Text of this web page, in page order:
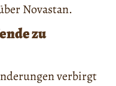
Novastan.
zu
verbirgt